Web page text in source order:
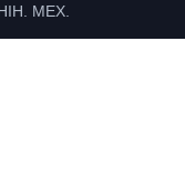
MEX.